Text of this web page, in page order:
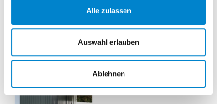
Alle zulassen
Auswahl erlauben
Ablehnen